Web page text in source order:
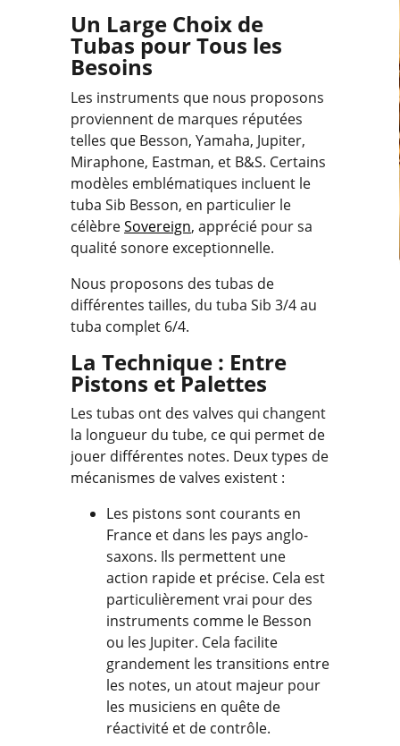
Un Large Choix de
Tubas pour Tous les
Besoins
Les instruments que nous proposons
proviennent de marques réputées
telles que Besson, Yamaha, Jupiter,
Miraphone, Eastman, et B&S. Certains
modèles emblématiques incluent le
tuba Sib Besson, en particulier le
célèbreSovereign, apprécié pour sa
qualité sonore exceptionnelle.
Nous proposons des tubas de
différentes tailles, du tuba Sib 3/4 au
tuba complet 6/4.
La Technique : Entre
Pistons et Palettes
Les tubas ont des valves qui changent
la longueur du tube, ce qui permet de
jouer différentes notes. Deux types de
mécanismes de valves existent :
Les pistons sont courants en
France et dans les pays anglo-
saxons. Ils permettent une
action rapide et précise. Cela est
particulièrement vrai pour des
instruments comme le Besson
ou les Jupiter. Cela facilite
grandement les transitions entre
les notes, un atout majeur pour
les musiciens en quête de
réactivité et de contrôle.